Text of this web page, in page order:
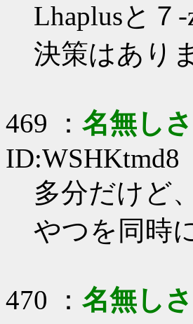
Lhaplusと
決策はあり
469 ： 名無し
ID:WSHKtmd8
多分だけど
やつを同時
470 ： 名無し